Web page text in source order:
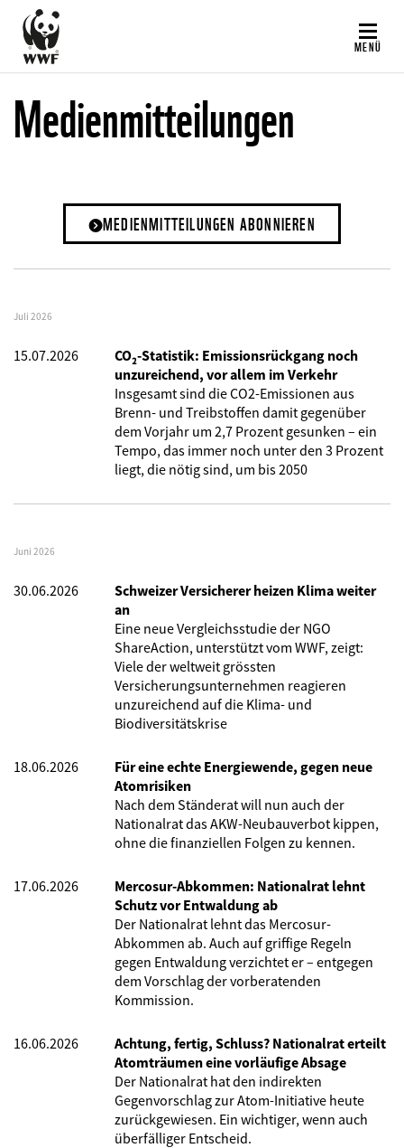
Direkt
zum
Inhalt
MENÜ
Medienmitteilungen
MEDIENMITTEILUNGEN ABONNIEREN
Juli 2026
15.07.2026
CO₂-Statistik: Emissionsrückgang noch
unzureichend, vor allem im Verkehr
Insgesamt sind die CO2-Emissionen aus
Brenn- und Treibstoffen damit gegenüber
dem Vorjahr um 2,7 Prozent gesunken – ein
Tempo, das immer noch unter den 3 Prozent
liegt, die nötig sind, um bis 2050
Juni 2026
30.06.2026
Schweizer Versicherer heizen Klima weiter
an
Eine neue Vergleichsstudie der NGO
ShareAction, unterstützt vom WWF, zeigt:
Viele der weltweit grössten
Versicherungsunternehmen reagieren
unzureichend auf die Klima- und
Biodiversitätskrise
18.06.2026
Für eine echte Energiewende, gegen neue
Atomrisiken
Nach dem Ständerat will nun auch der
Nationalrat das AKW-Neubauverbot kippen,
ohne die finanziellen Folgen zu kennen.
17.06.2026
Mercosur-Abkommen: Nationalrat lehnt
Schutz vor Entwaldung ab
Der Nationalrat lehnt das Mercosur-
Abkommen ab. Auch auf griffige Regeln
gegen Entwaldung verzichtet er – entgegen
dem Vorschlag der vorberatenden
Kommission.
16.06.2026
Achtung, fertig, Schluss? Nationalrat erteilt
Atomträumen eine vorläufige Absage
Der Nationalrat hat den indirekten
Gegenvorschlag zur Atom-Initiative heute
zurückgewiesen. Ein wichtiger, wenn auch
überfälliger Entscheid.